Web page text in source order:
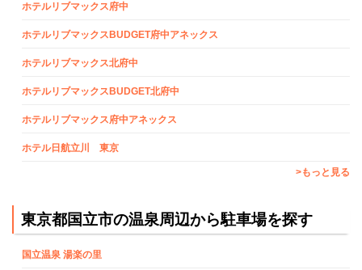
ホテルリブマックス府中
ホテルリブマックスBUDGET府中アネックス
ホテルリブマックス北府中
ホテルリブマックスBUDGET北府中
ホテルリブマックス府中アネックス
ホテル日航立川 東京
>もっと見る
東京都国立市の温泉周辺から駐車場を探す
国立温泉 湯楽の里